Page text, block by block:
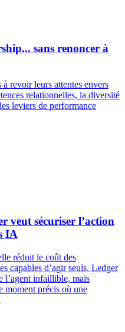
sans renoncer à
revoir leurs attentes envers
relationnelles, la diversité
leviers de performance
veut sécuriser l’action
IA
réduit le coût des
capables d’agir seuls, Ledger
l’agent infaillible, mais
moment précis où une